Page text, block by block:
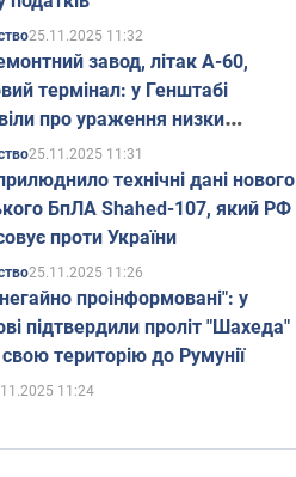
25.11.2025 11:32
завод, літак А-60,
термінал: у Генштабі
про ураження низки
об'єктів Росії
25.11.2025 11:31
технічні дані нового
БпЛА Shahed-107, який РФ
проти України
25.11.2025 11:26
проінформовані": у
підтвердили проліт "Шахеда"
територію до Румунії
11:24